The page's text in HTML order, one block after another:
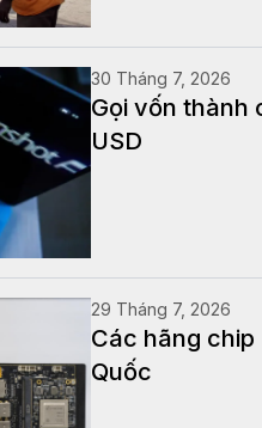
30 Tháng 7, 2026
Gọi vốn thành
USD
29 Tháng 7, 2026
Các hãng
Quốc